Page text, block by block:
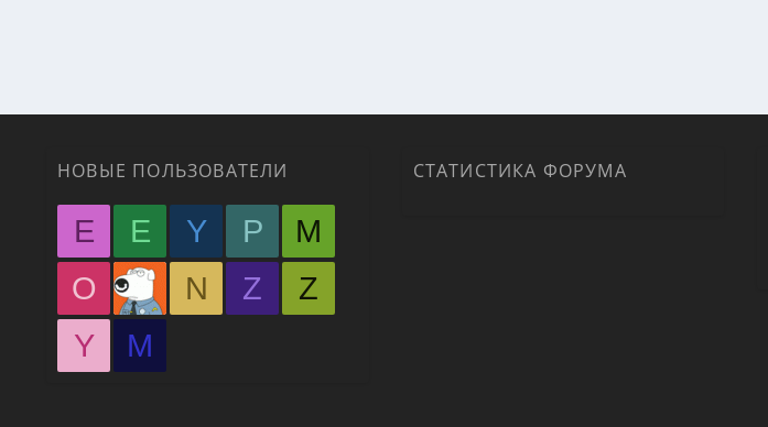
НОВЫЕ ПОЛЬЗОВАТЕЛИ
E E Y P
M
O
N Z
Z
Y
М
СТАТИСТИКА ФОРУМА